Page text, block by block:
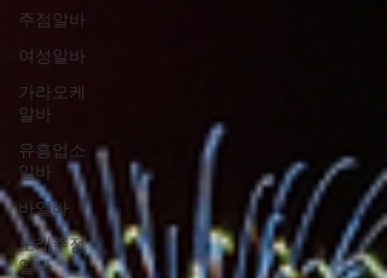
주점알바
여성알바
가라오케
알바
유흥업소
알바
바알바
노래주점
알바